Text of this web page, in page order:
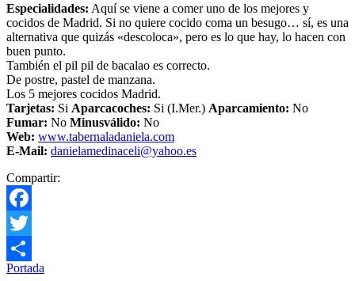
Especialidades: Aquí se viene a comer uno de los mejores y
cocidos de Madrid. Si no quiere cocido coma un besugo… sí, es una
alternativa que quizás «descoloca», pero es lo que hay, lo hacen con
buen punto.
También el pil pil de bacalao es correcto.
De postre, pastel de manzana.
Los 5 mejores cocidos Madrid.
Tarjetas: Si Aparcacoches: Si (I.Mer.) Aparcamiento: No
Fumar: No Minusválido: No
Web: www.tabernaladaniela.com
E-Mail: danielamedinaceli@yahoo.es
Compartir:
Facebook
Twitter
Compartir
Portada